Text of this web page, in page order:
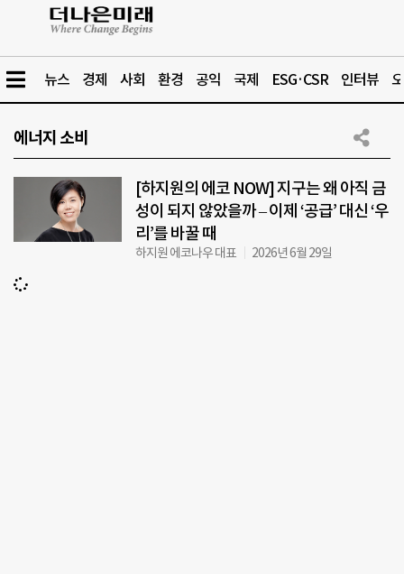
뉴스 경제 사회 환경 공익 국제 ESG·CSR 인터뷰
에너지 소비
[하지원의 에코 NOW] 지구는 왜 아직 금
성이 되지 않았을까 – 이제 ‘공급’ 대신 ‘우
리’를 바꿀 때
하지원 에코나우 대표 2026년 6월 29일